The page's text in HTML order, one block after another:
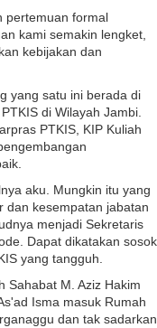
pertemuan formal
kami semakin lengket,
kebijakan dan
yang satu ini berada di
di Wilayah Jambi.
PTKIS, KIP Kuliah
aku. Mungkin itu yang
dan kesempatan jabatan
menjadi Sekretaris
Dapat dikatakan sosok
yang tangguh.
Sahabat M. Aziz Hakim
Isma masuk Rumah
dan tak sadarkan